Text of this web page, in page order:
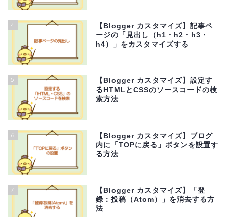
4
【Blogger カスタマイズ】記事ペ
ージの「見出し（h1・h2・h3・
h4）」をカスタマイズする
5
【Blogger カスタマイズ】設定す
るHTMLとCSSのソースコードの検
索方法
6
【Blogger カスタマイズ】ブログ
内に「TOPに戻る」ボタンを設置す
る方法
7
【Blogger カスタマイズ】「登
録：投稿（Atom）」を消去する方
法